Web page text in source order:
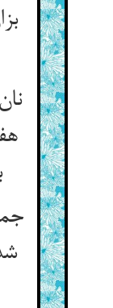
بوقحط عوج ابن غز